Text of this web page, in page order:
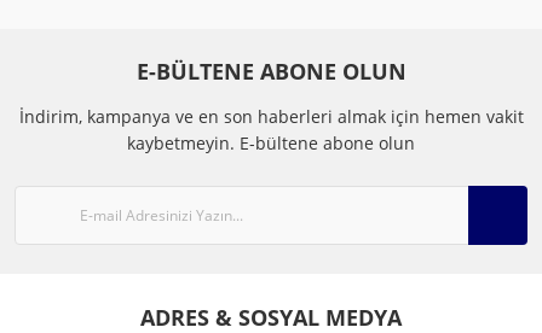
E-BÜLTENE ABONE OLUN
İndirim, kampanya ve en son haberleri almak için hemen vakit
kaybetmeyin. E-bültene abone olun
ADRES & SOSYAL MEDYA